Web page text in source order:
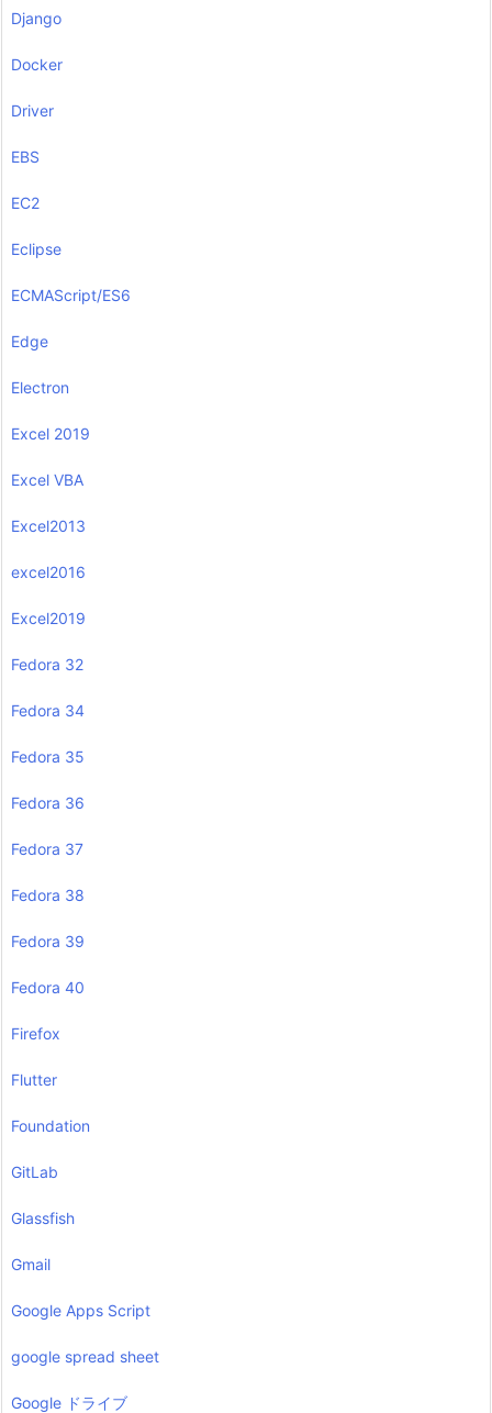
Django
Docker
Driver
EBS
EC2
Eclipse
ECMAScript/ES6
Edge
Electron
Excel 2019
Excel VBA
Excel2013
excel2016
Excel2019
Fedora 32
Fedora 34
Fedora 35
Fedora 36
Fedora 37
Fedora 38
Fedora 39
Fedora 40
Firefox
Flutter
Foundation
GitLab
Glassfish
Gmail
Google Apps Script
google spread sheet
Google ドライブ